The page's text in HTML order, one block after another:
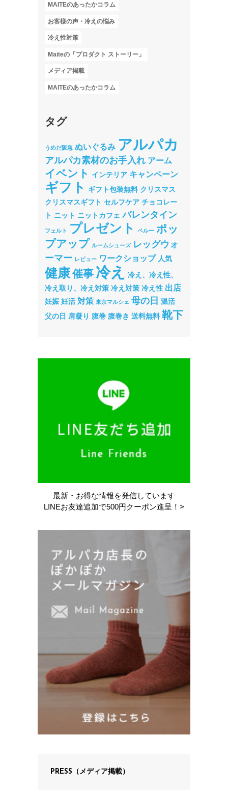
MAITEのあったかコラム
お客様の声・冷えの悩み
冷え性対策
Maiteの「プロダクト ストーリー」
メディア掲載
MAITEのあったかコラム
タグ
うめだ阪急 ぬいぐるみ アルパカ
アルパカ素材のお手入れ アーム
イベント インテリア キャンペーン
ギフト ギフト包装無料 クリスマス
クリスマスギフト セルフケア チョコレー
ト ニット ニットカフェ バレンタイン
フェルト プレゼント ペルー ポッ
プアップ ルームシューズ レッグウォ
ーマー レビュー ワークショップ 人気
健康催事 冷え
冷え、冷え性、
冷え取り、冷え対策 冷え対策 冷え性 出店
妊娠 妊活 対策 東京マルシェ 母の日 温活
父の日 肩凝り 腹巻 腹巻き 送料無料 靴下
最新・お得な情報を発信しています
LINEお友達追加で500円クーポン進呈！>
PRESS（メディア掲載）